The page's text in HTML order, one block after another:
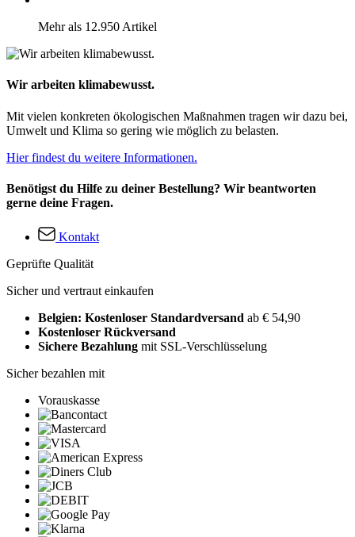
Mehr als 12.950 Artikel
Wir arbeiten klimabewusst.
Mit vielen konkreten ökologischen Maßnahmen tragen wir dazu bei,
Umwelt und Klima so gering wie möglich zu belasten.
Hier findest du weitere Informationen.
Benötigst du Hilfe zu deiner Bestellung? Wir beantworten
gerne deine Fragen.
Kontakt
Geprüfte Qualität
Sicher und vertraut einkaufen
Belgien: Kostenloser Standardversand ab € 54,90
Kostenloser Rückversand
Sichere Bezahlung mit SSL-Verschlüsselung
Sicher bezahlen mit
Vorauskasse